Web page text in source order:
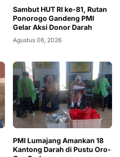
Sambut HUT RI ke-81, Rutan
Ponorogo Gandeng PMI
Gelar Aksi Donor Darah
Agustus 06, 2026
PMI Lumajang Amankan 18
Kantong Darah di Pustu Oro-